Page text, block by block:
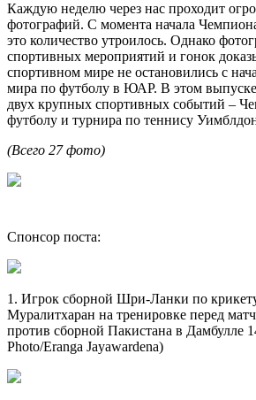
Каждую неделю через нас проходит
фотографий. С момента начала
это количество утроилось. Однако
спортивных мероприятий и гонок
спортивном мире не остановились с
мира по футболу в ЮАР. В этом
двух крупных спортивных событий –
футболу и турнира по теннису
(Всего 27 фото)
Спонсор поста:
1. Игрок сборной Шри-Ланки по
Муралитхаран на тренировке перед
против сборной Пакистана в Дамбулле
Photo/Eranga Jayawardena)